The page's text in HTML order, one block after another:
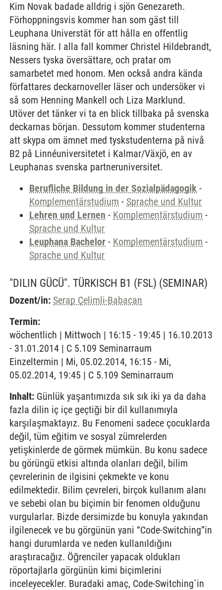
Kim Novak badade alldrig i sjön Genezareth.
Förhoppningsvis kommer han som gäst till
Leuphana Universtät för att hålla en offentlig
läsning här. I alla fall kommer Christel Hildebrandt,
Nessers tyska översättare, och pratar om
samarbetet med honom. Men också andra kända
författares deckarnoveller läser och undersöker vi
så som Henning Mankell och Liza Marklund.
Utöver det tänker vi ta en blick tillbaka på svenska
deckarnas början. Dessutom kommer studenterna
att skypa om ämnet med tyskstudenterna på nivå
B2 på Linnéuniversitetet i Kalmar/Växjö, en av
Leuphanas svenska partneruniversitet.
Berufliche Bildung in der Sozialpädagogik -
Komplementärstudium - Sprache und Kultur
Lehren und Lernen - Komplementärstudium -
Sprache und Kultur
Leuphana Bachelor - Komplementärstudium -
Sprache und Kultur
"DILIN GÜCÜ". TÜRKISCH B1 (FSL) (SEMINAR)
Dozent/in: Serap Çelimli-Babacan
Termin:
wöchentlich | Mittwoch | 16:15 - 19:45 | 16.10.2013
- 31.01.2014 | C 5.109 Seminarraum
Einzeltermin | Mi, 05.02.2014, 16:15 - Mi,
05.02.2014, 19:45 | C 5.109 Seminarraum
Inhalt: Günlük yaşantımızda sık sık iki ya da daha
fazla dilin iç içe geçtiği bir dil kullanımıyla
karşılaşmaktayız. Bu Fenomeni sadece çocuklarda
değil, tüm eğitim ve sosyal zümrelerden
yetişkinlerde de görmek mümkün. Bu konu sadece
bu görüngü etkisi altında olanları değil, bilim
çevrelerinin de ilgisini çekmekte ve konu
edilmektedir. Bilim çevreleri, birçok kullanım alanı
ve sebebi olan bu biçimin bir fenomen olduğunu
vurgularlar. Bizde dersimizde bu konuyla yakından
ilgilenecek ve bu görgünün yani “Code-Switching”in
hangi durumlarda ve neden kullanıldığını
araştıracağız. Öğrenciler yapacak oldukları
röportajlarla görgünün kimi biçimlerini
inceleyecekler. Buradaki amaç, Code-Switching`in